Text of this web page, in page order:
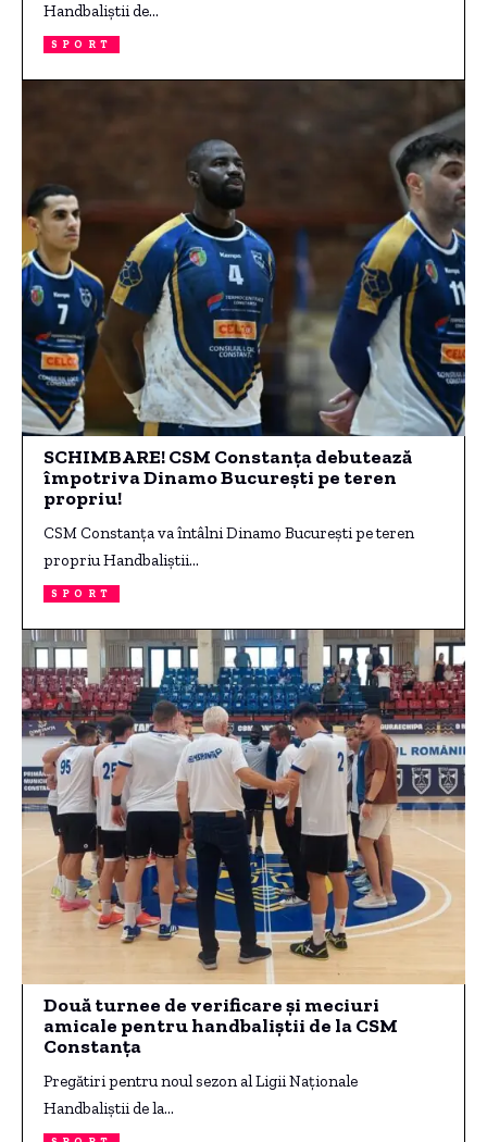
Handbaliștii de…
SPORT
SCHIMBARE! CSM Constanța debutează
împotriva Dinamo București pe teren
propriu!
CSM Constanța va întâlni Dinamo București pe teren
propriu Handbaliștii…
SPORT
Două turnee de verificare și meciuri
amicale pentru handbaliștii de la CSM
Constanța
Pregătiri pentru noul sezon al Ligii Naționale
Handbaliștii de la…